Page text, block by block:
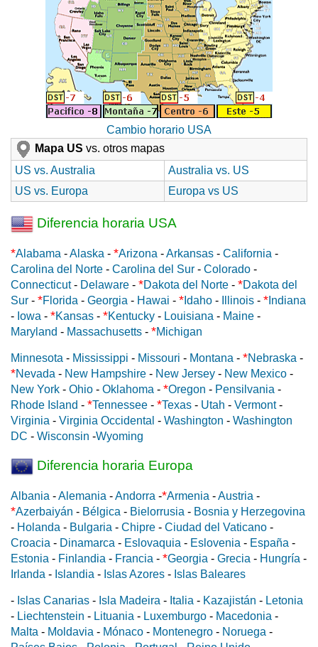
Cambio horario USA
Mapa US vs. otros mapas
US vs. Australia
Australia vs. US
US vs. Europa
Europa vs US
Diferencia horaria USA
*Alabama -Alaska - *Arizona -Arkansas - California -
Carolina del Norte - Carolina del Sur - Colorado -
Connecticut- Delaware - *Dakota del Norte - *Dakota del
Sur - *Florida - Georgia - Hawai - * Idaho - Illinois - * Indiana
- Iowa - *Kansas - *Kentucky - Louisiana - Maine -
Maryland - Massachusetts - *Michigan
Minnesota - Mississippi - Missouri - Montana - *Nebraska -
*Nevada - New Hampshire - New Jersey - New Mexico -
New York - Ohio - Oklahoma - *Oregon - Pensilvania -
Rhode Island - *Tennessee - *Texas - Utah - Vermont-
Virginia - Virginia Occidental - Washington - Washington
DC - Wisconsin -Wyoming
Diferencia horaria Europa
Albania -Alemania -Andorra -*Armenia -Austria -
*Azerbaiyán - Bélgica - Bielorrusia - Bosnia y Herzegovina
- Holanda - Bulgaria - Chipre - Ciudad del Vaticano -
Croacia - Dinamarca - Eslovaquia - Eslovenia - España -
Estonia - Finlandia - Francia - *Georgia - Grecia - Hungría -
Irlanda - Islandia - Islas Azores - Islas Baleares
- Islas Canarias - Isla Madeira - Italia - Kazajistán - Letonia
- Liechtenstein - Lituania - Luxemburgo - Macedonia -
Malta - Moldavia - Mónaco - Montenegro - Noruega -